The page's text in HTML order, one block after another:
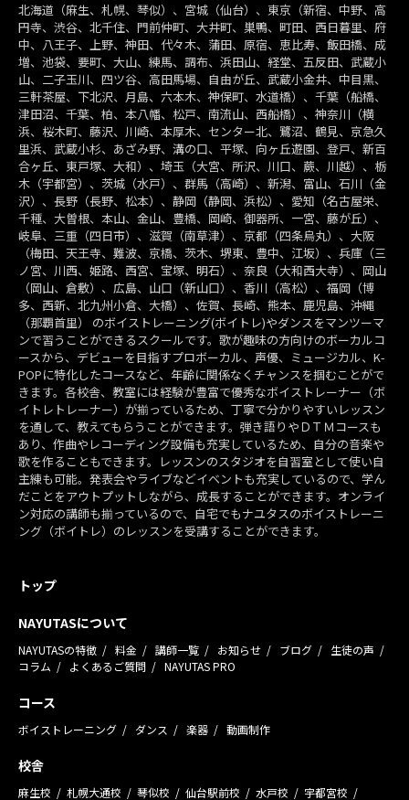
北海道（麻生、札幌、琴似）、宮城（仙台）、東京（新宿、中野、高
円寺、渋谷、北千住、門前仲町、大井町、巣鴨、町田、西日暮里、府
中、八王子、上野、神田、代々木、蒲田、原宿、恵比寿、飯田橋、成
増、池袋、要町、大山、練馬、調布、浜田山、経堂、五反田、武蔵小
山、二子玉川、四ツ谷、高田馬場、自由が丘、武蔵小金井、中目黒、
三軒茶屋、下北沢、月島、六本木、神保町、水道橋）、千葉（船橋、
津田沼、千葉、柏、本八幡、松戸、南流山、西船橋）、神奈川（横
浜、桜木町、藤沢、川崎、本厚木、センター北、鷺沼、鶴見、京急久
里浜、武蔵小杉、あざみ野、溝の口、平塚、向ヶ丘遊園、登戸、新百
合ヶ丘、東戸塚、大和）、埼玉（大宮、所沢、川口、蕨、川越）、栃
木（宇都宮）、茨城（水戸）、群馬（高崎）、新潟、富山、石川（金
沢）、長野（長野、松本）、静岡（静岡、浜松）、愛知（名古屋栄、
千種、大曽根、本山、金山、豊橋、岡崎、御器所、一宮、藤が丘）、
岐阜、三重（四日市）、滋賀（南草津）、京都（四条烏丸）、大阪
（梅田、天王寺、難波、京橋、茨木、堺東、豊中、江坂）、兵庫（三
ノ宮、川西、姫路、西宮、宝塚、明石）、奈良（大和西大寺）、岡山
（岡山、倉敷）、広島、山口（新山口）、香川（高松）、福岡（博
多、西新、北九州小倉、大橋）、佐賀、長崎、熊本、鹿児島、沖縄
（那覇首里） のボイストレーニング(ボイトレ)やダンスをマンツーマ
ンで習うことができるスクールです。歌が趣味の方向けのボーカルコ
ースから、デビューを目指すプロボーカル、声優、ミュージカル、K-
POPに特化したコースなど、年齢に関係なくチャンスを掴むことがで
きます。各校舎、教室には経験が豊富で優秀なボイストレーナー（ボ
イトレトレーナー）が揃っているため、丁寧で分かりやすいレッスン
を通して、教えてもらうことができます。弾き語りやＤＴＭコースも
あり、作曲やレコーディング設備も充実しているため、自分の音楽や
歌を作ることもできます。レッスンのスタジオを自習室として使い自
主練も可能。発表会やライブなどイベントも充実しているので、学ん
だことをアウトプットしながら、成長することができます。オンライ
ン対応の講師も揃っているので、自宅でもナユタスのボイストレーニ
ング（ボイトレ）のレッスンを受講することができます。
トップ
NAYUTASについて
NAYUTASの特徴 料金 講師一覧 お知らせ ブログ
生徒の声
コラム
よくあるご質問 NAYUTAS PRO
コース
ボイストレーニング ダンス 楽器 動画制作
校舎
麻生校 札幌大通校 琴似校 仙台駅前校 水戸校
宇都宮校